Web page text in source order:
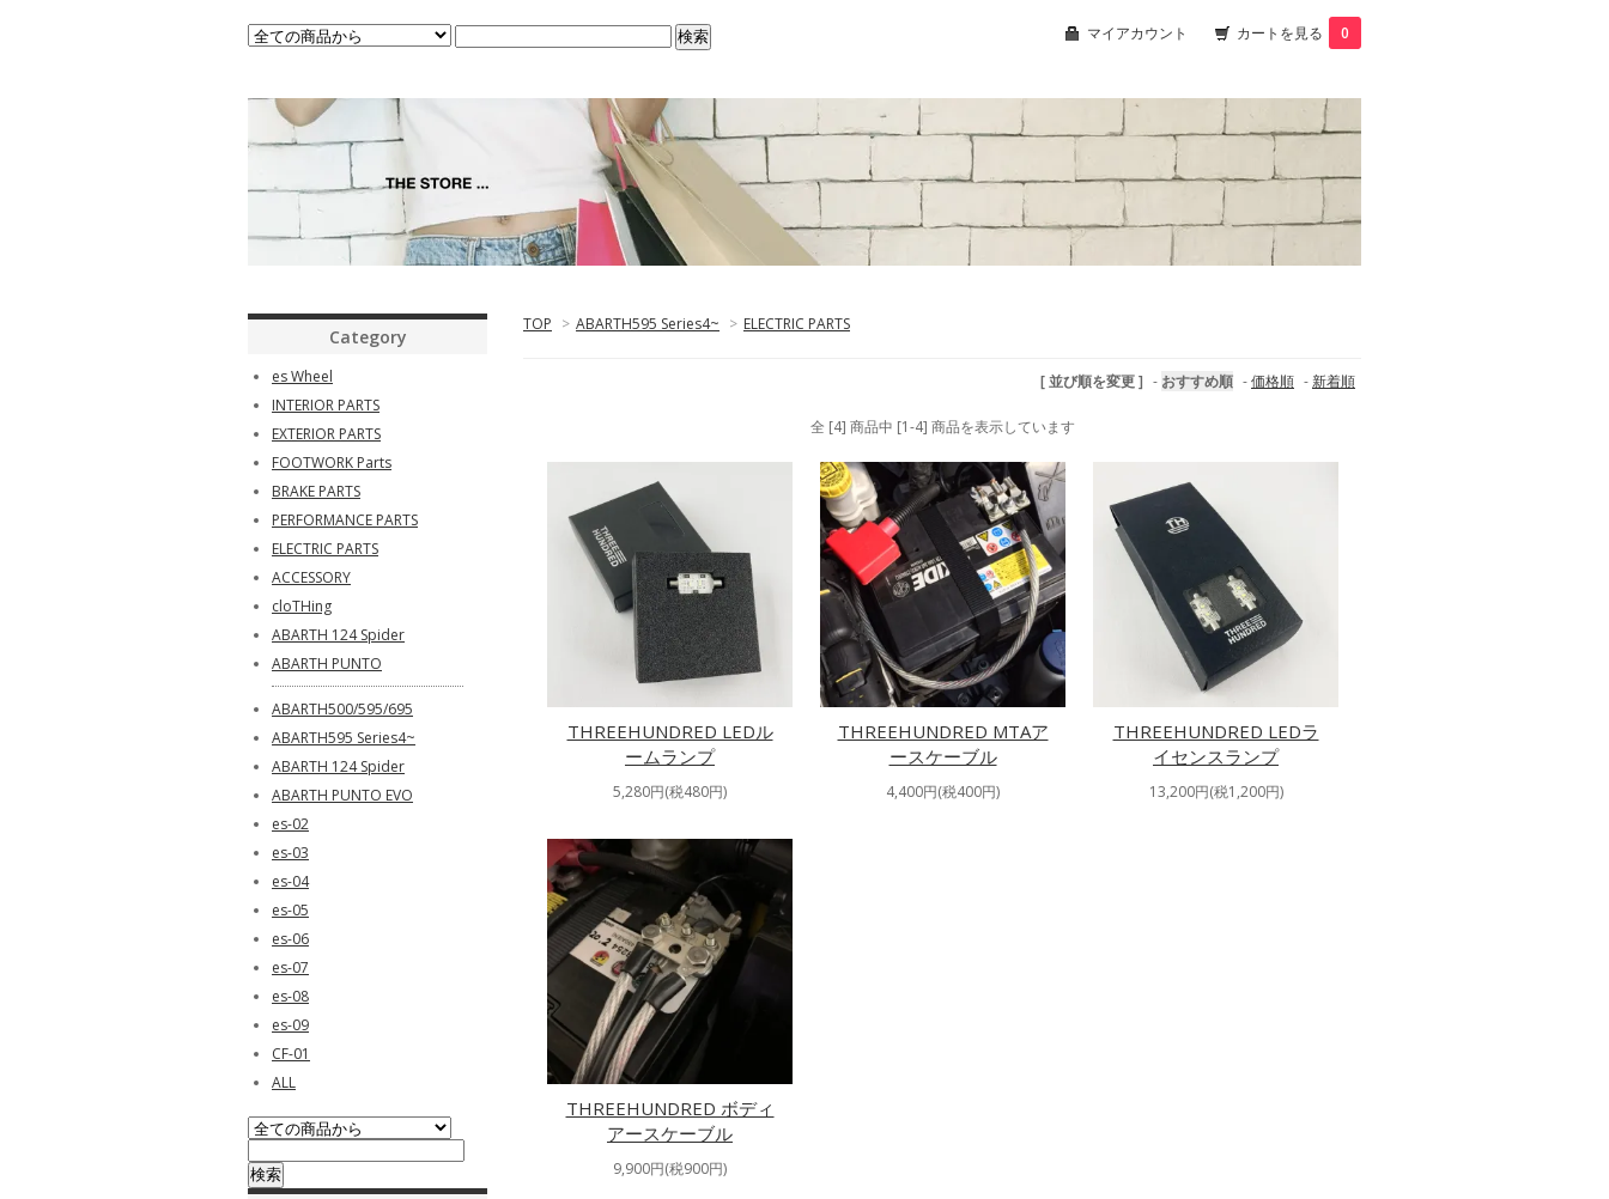
マイアカウント カートを見る 0
TOP > ABARTH595 Series4~ > ELECTRIC PARTS
[ 並び順を変更 ] - おすすめ順 -価格順 -新着順
全 [4] 商品中 [1-4] 商品を表示しています
THREEHUNDRED LEDル
ームランプ
5,280円(税480円)
THREEHUNDRED MTAア
ースケーブル
4,400円(税400円)
THREEHUNDRED LEDラ
イセンスランプ
13,200円(税1,200円)
THREEHUNDRED ボディ
アースケーブル
9,900円(税900円)
Category
es Wheel
INTERIOR PARTS
EXTERIOR PARTS
FOOTWORK Parts
BRAKE PARTS
PERFORMANCE PARTS
ELECTRIC PARTS
ACCESSORY
cloTHing
ABARTH 124 Spider
ABARTH PUNTO
ABARTH500/595/695
ABARTH595 Series4~
ABARTH 124 Spider
ABARTH PUNTO EVO
es-02
es-03
es-04
es-05
es-06
es-07
es-08
es-09
CF-01
ALL